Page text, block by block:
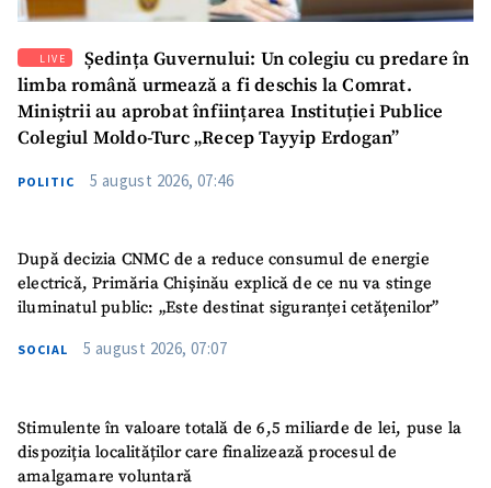
LIVE
Ședința Guvernului: Un colegiu cu predare în
limba română urmează a fi deschis la Comrat.
Miniștrii au aprobat înființarea Instituției Publice
Colegiul Moldo-Turc „Recep Tayyip Erdogan”
POLITIC 5 august 2026, 07:46
După decizia CNMC de a reduce consumul de energie
electrică, Primăria Chișinău explică de ce nu va stinge
iluminatul public: „Este destinat siguranței cetățenilor”
SOCIAL 5 august 2026, 07:07
Stimulente în valoare totală de 6,5 miliarde de lei, puse la
dispoziția localităților care finalizează procesul de
amalgamare voluntară